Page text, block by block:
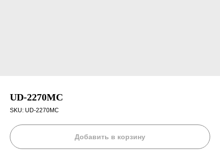
UD-2270MC
SKU: UD-2270MC
Добавить в корзину